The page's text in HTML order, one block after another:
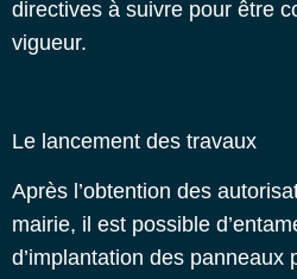
directives à suivre pour être
vigueur.
Le lancement des travaux
Après l’obtention des
mairie, il est possible
d’implantation des panneaux